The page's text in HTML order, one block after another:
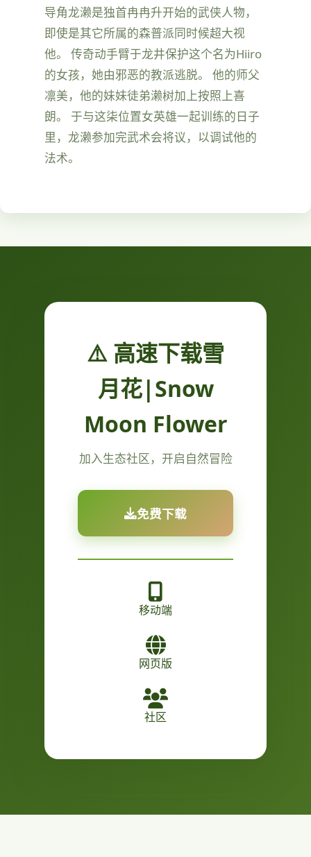
导角龙濑是独首冉冉升开始的武侠人物，
即使是其它所属的森普派同时候超大视
他。 传奇动手臂于龙井保护这个名为Hiiro
的女孩，她由邪恶的教派逃脱。 他的师父
凛美，他的妹妹徒弟濑树加上按照上喜
朗。 于与这柒位置女英雄一起训练的日子
里，龙濑参加完武术会将议，以调试他的
法术。
⚠️ 高速下载雪
月花|Snow
Moon Flower
加入生态社区，开启自然冒险
免费下载
移动端
网页版
社区